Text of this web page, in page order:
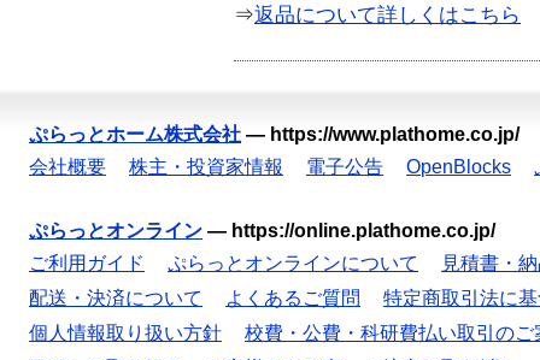
⇒返品について詳しくはこちら
ぷらっとホーム株式会社 — https://www.plathome.co.jp/
会社概要
株主・投資家情報 電子公告 OpenBlocks
ぷらっとオンライン — https://online.plathome.co.jp/
ご利用ガイド
ぷらっとオンラインについて
見積書・
配送・決済について
よくあるご質問
特定商取引法に
個人情報取り扱い方針
校費・公費・科研費払い取引のご